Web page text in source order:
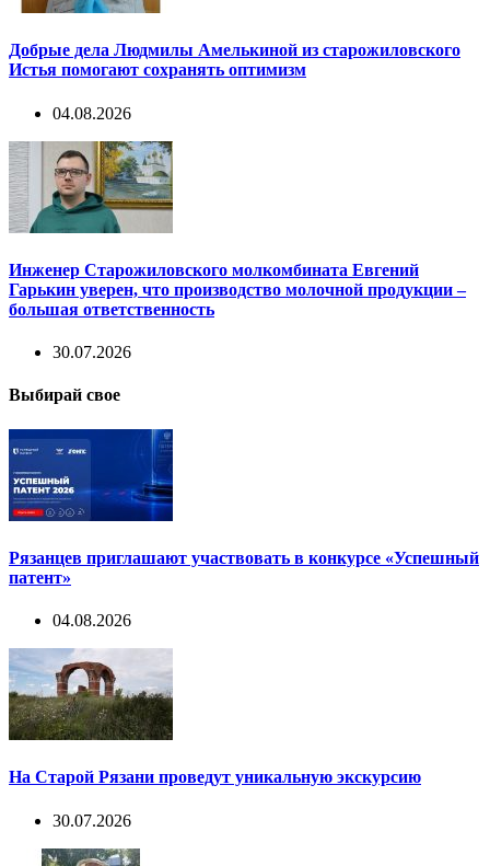
Добрые дела Людмилы Амелькиной из старожиловского
Истья помогают сохранять оптимизм
04.08.2026
Инженер Старожиловского молкомбината Евгений
Гарькин уверен, что производство молочной продукции –
большая ответственность
30.07.2026
Выбирай свое
Рязанцев приглашают участвовать в конкурсе «Успешный
патент»
04.08.2026
На Старой Рязани проведут уникальную экскурсию
30.07.2026